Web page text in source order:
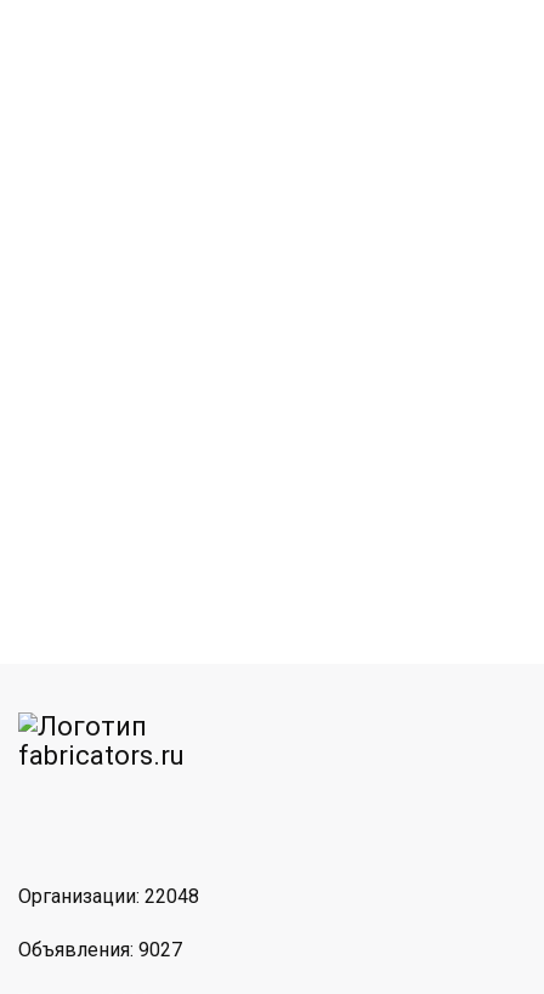
Организации: 22048
Объявления: 9027